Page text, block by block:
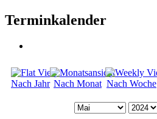
Terminkalender
Nach Jahr Nach Monat Nach Woche